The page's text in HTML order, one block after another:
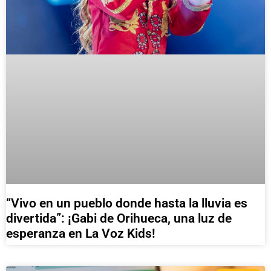
“Vivo en un pueblo donde hasta la lluvia es
divertida”: ¡Gabi de Orihueca, una luz de
esperanza en La Voz Kids!